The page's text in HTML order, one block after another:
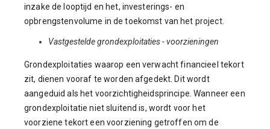
inzake de looptijd en het, investerings- en
opbrengstenvolume in de toekomst van het project.
Vastgestelde grondexploitaties - voorzieningen
Grondexploitaties waarop een verwacht financieel tekort
zit, dienen vooraf te worden afgedekt. Dit wordt
aangeduid als het voorzichtigheidsprincipe. Wanneer een
grondexploitatie niet sluitend is, wordt voor het
voorziene tekort een voorziening getroffen om de